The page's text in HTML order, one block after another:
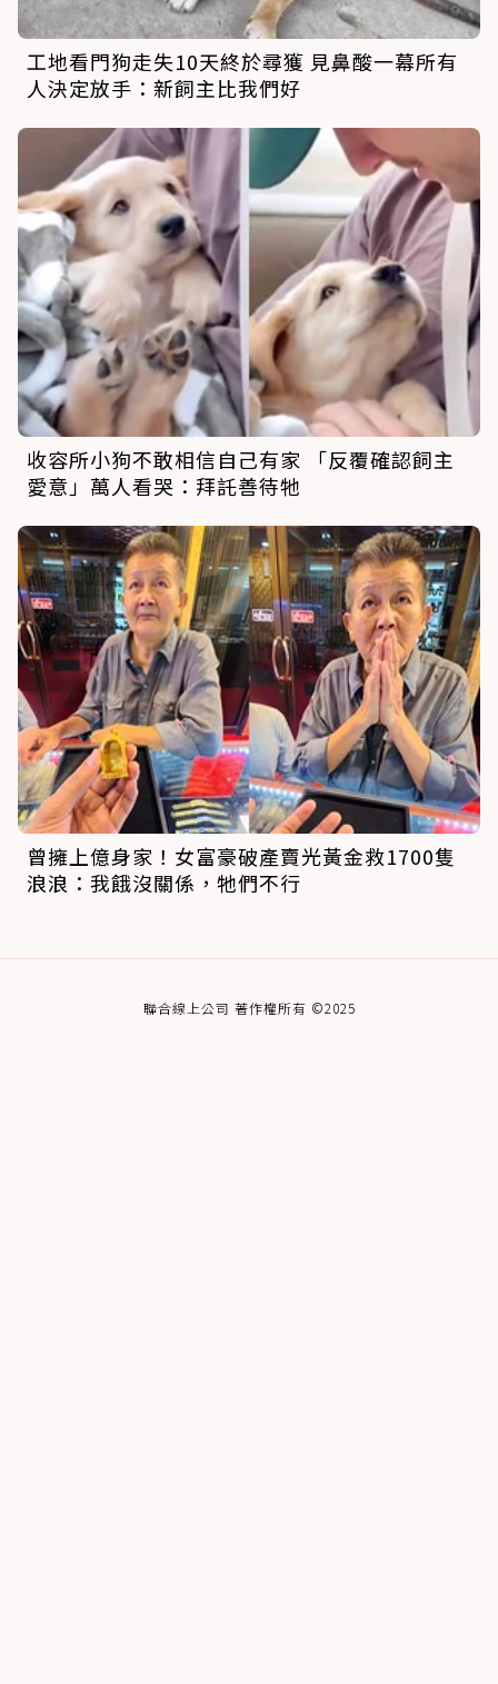
工地看門狗走失10天終於尋獲 見鼻酸一幕所有
人決定放手：新飼主比我們好
收容所小狗不敢相信自己有家 「反覆確認飼主
愛意」萬人看哭：拜託善待牠
曾擁上億身家！女富豪破產賣光黃金救1700隻
浪浪：我餓沒關係，牠們不行
聯合線上公司 著作權所有 ©2025